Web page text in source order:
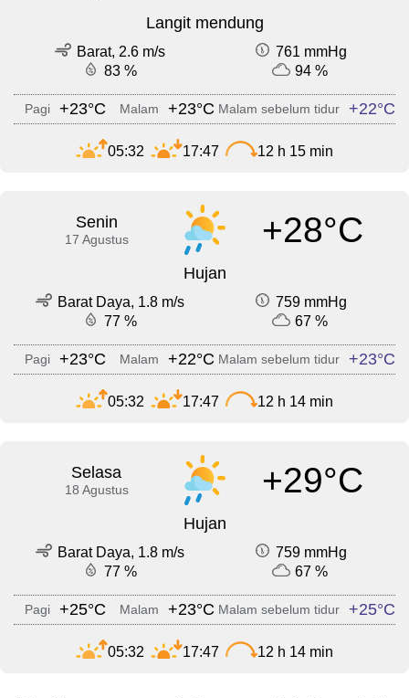
Langit mendung
Barat, 2.6 m/s
761 mmHg
83 %
94 %
Pagi +23°C Malam +23°C Malam sebelum tidur +22°C
05:32 17:47 12 h 15 min
Senin
17 Agustus +28°C
Hujan
Barat Daya, 1.8 m/s
759 mmHg
77 %
67 %
Pagi +23°C Malam +22°C Malam sebelum tidur +23°C
05:32 17:47 12 h 14 min
Selasa
18 Agustus +29°C
Hujan
Barat Daya, 1.8 m/s
759 mmHg
77 %
67 %
Pagi +25°C Malam +23°C Malam sebelum tidur +25°C
05:32 17:47 12 h 14 min